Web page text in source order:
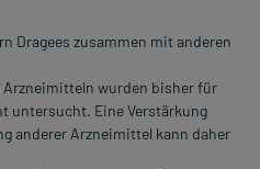
Dragees zusammen mit anderen
wurden bisher für
untersucht. Eine Verstärkung
anderer Arzneimittel kann daher